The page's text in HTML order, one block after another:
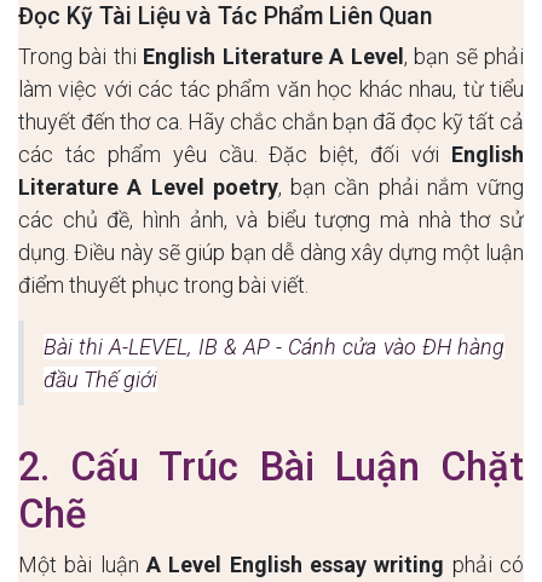
Đọc Kỹ Tài Liệu và Tác Phẩm Liên Quan
Trong bài thi English Literature A Level , bạn sẽ phải
làm việc với các tác phẩm văn học khác nhau, từ tiểu
thuyết đến thơ ca. Hãy chắc chắn bạn đã đọc kỹ tất cả
các tác phẩm yêu cầu. Đặc biệt, đối với English
Literature A Level poetry, bạn cần phải nắm vững
các chủ đề, hình ảnh, và biểu tượng mà nhà thơ sử
dụng. Điều này sẽ giúp bạn dễ dàng xây dựng một luận
điểm thuyết phục trong bài viết.
Bài thi A-LEVEL, IB & AP - Cánh cửa vào ĐH hàng
đầu Thế giới
2. Cấu Trúc Bài Luận Chặt
Chẽ
Một bài luận A Level English essay writing phải có